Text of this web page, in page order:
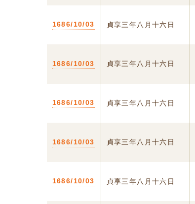
1686/10/03 貞享三年八月十六日
1686/10/03 貞享三年八月十六日
1686/10/03 貞享三年八月十六日
1686/10/03 貞享三年八月十六日
1686/10/03 貞享三年八月十六日